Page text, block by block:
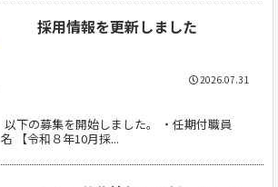
採用情報を更新しました
以下の募集を開始しました。 ・任期付職員
【令和８年10月採...
2026.07.31